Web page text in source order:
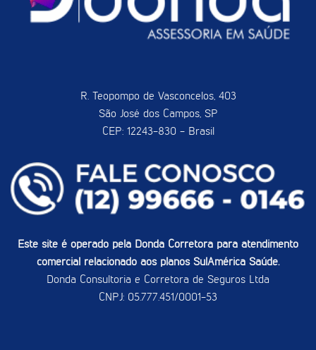
R. Teopompo de Vasconcelos, 403
São José dos Campos, SP
CEP: 12243-830 - Brasil
Este site é operado pela Donda Corretora para atendimento
comercial relacionado aos planos SulAmérica Saúde.
Donda Consultoria e Corretora de Seguros Ltda
CNPJ: 05.777.451/0001-53